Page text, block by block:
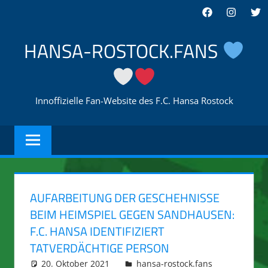
springen
Facebook
HANSA-ROSTOCK.FANS
Innoffizielle Fan-Website des F.C. Hansa Rostock
AUFARBEITUNG DER GESCHEHNISSE
BEIM HEIMSPIEL GEGEN SANDHAUSEN:
F.C. HANSA IDENTIFIZIERT
TATVERDÄCHTIGE PERSON
20. Oktober 2021 integromat
hansa-rostock.fans